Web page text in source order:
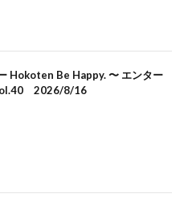
Hokoten Be Happy. 〜 エンター
2026/8/16